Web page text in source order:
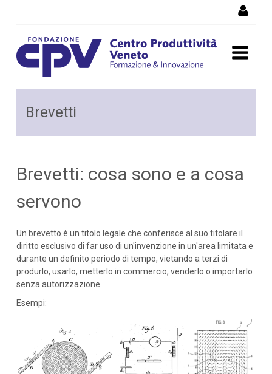
Brevetti: cosa sono e a cosa
servono
Brevetti
Brevetti: cosa sono e a cosa
servono
Un brevetto è un titolo legale che conferisce al suo titolare il
diritto esclusivo di far uso di un'invenzione in un'area limitata e
durante un definito periodo di tempo, vietando a terzi di
produrlo, usarlo, metterlo in commercio, venderlo o importarlo
senza autorizzazione.
Esempi: